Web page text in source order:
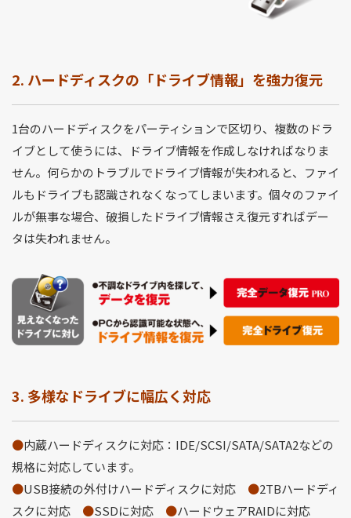
2. ハードディスクの「ドライブ情報」を強力復元
1台のハードディスクをパーティションで区切り、複数のドラ
イブとして使うには、ドライブ情報を作成しなければなりま
せん。何らかのトラブルでドライブ情報が失われると、ファイ
ルもドライブも認識されなくなってしまいます。個々のファイ
ルが無事な場合、破損したドライブ情報さえ復元すればデー
タは失われません。
3. 多様なドライブに幅広く対応
●内蔵ハードディスクに対応：IDE/SCSI/SATA/SATA2などの
規格に対応しています。
●USB接続の外付けハードディスクに対応 ●2TBハードディ
スクに対応 ●SSDに対応 ●ハードウェアRAIDに対応